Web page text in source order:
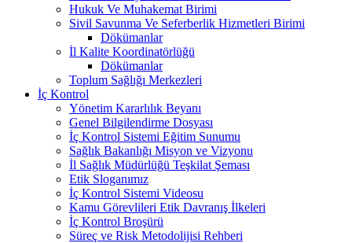
Hukuk Ve Muhakemat Birimi
Sivil Savunma Ve Seferberlik Hizmetleri Birimi
Dökümanlar
İl Kalite Koordinatörlüğü
Dökümanlar
Toplum Sağlığı Merkezleri
İç Kontrol
Yönetim Kararlılık Beyanı
Genel Bilgilendirme Dosyası
İç Kontrol Sistemi Eğitim Sunumu
Sağlık Bakanlığı Misyon ve Vizyonu
İl Sağlık Müdürlüğü Teşkilat Şeması
Etik Sloganımız
İç Kontrol Sistemi Videosu
Kamu Görevlileri Etik Davranış İlkeleri
İç Kontrol Broşürü
Süreç ve Risk Metodolijisi Rehberi